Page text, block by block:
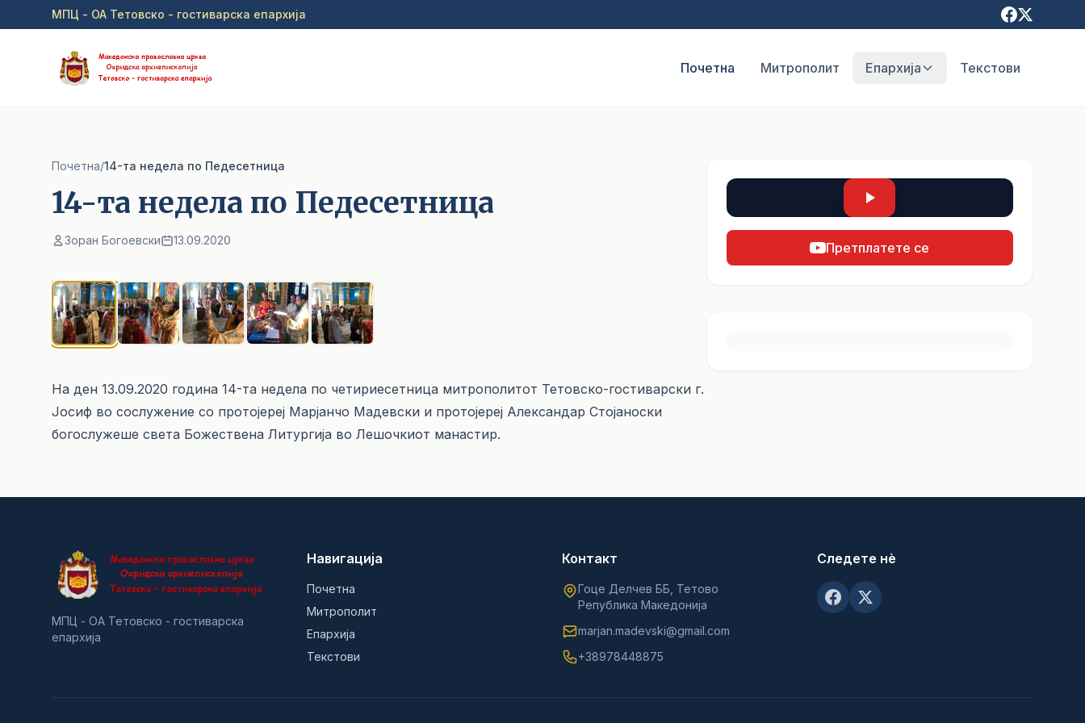
Прејди на главна содржина
МПЦ - ОА Тетовско - гостиварска епархија
Почетна Митрополит Епархија Текстови
Почетна/14-та недела по Педесетница
14-та недела по Педесетница
Зоран Богоевски 13.09.2020
На ден 13.09.2020 година 14-та недела по четириесетница митрополитот Тетовско-гостиварски г.
Јосиф во сослужение со протојереј Марјанчо Мадевски и протојереј Александар Стојаноски
богослужеше света Божествена Литургија во Лешочкиот манастир.
Претплатете се
МПЦ - ОА Тетовско - гостиварска
епархија
Навигација
Почетна
Митрополит
Епархија
Текстови
Контакт
Гоце Делчев ББ, Тетово
Република Македонија
marjan.madevski@gmail.com
+38978448875
Следете нè